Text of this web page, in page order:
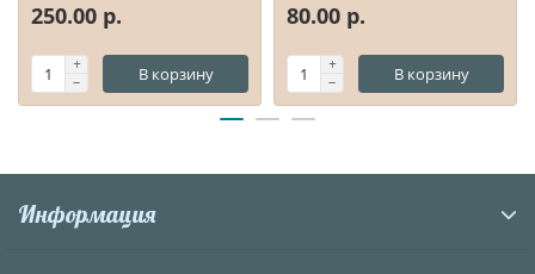
250.00 р.
В корзину
80.00 р.
В корзину
Информация